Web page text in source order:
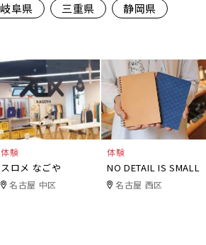
岐阜県 三重県 静岡県
体験
スロメ なごや
名古屋 中区
体験
NO DETAIL IS SMALL
名古屋 西区